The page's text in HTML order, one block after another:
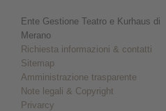
Ente Gestione Teatro e Kurhaus di
Merano
Richiesta informazioni & contatti
Sitemap
Amministrazione trasparente
Note legali & Copyright
Privarcy